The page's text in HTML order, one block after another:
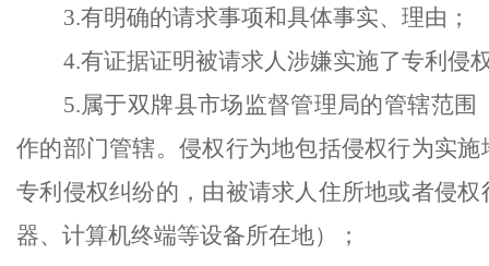
3.有明确的请求事项和具体事实、理由；
4.有证据证明被请求人涉嫌实施了专利侵
5.属于双牌县市场监督管理局的管辖范
作的部门管辖。侵权行为地包括侵权行为实
专利侵权纠纷的，由被请求人住所地或者侵
器、计算机终端等设备所在地）；